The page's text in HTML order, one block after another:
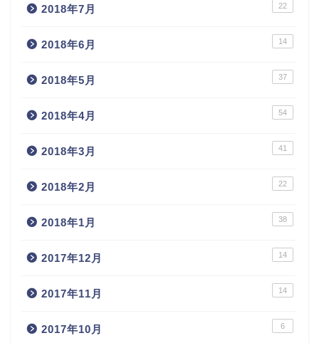
2018年7月 22
2018年6月 14
2018年5月 37
2018年4月 54
2018年3月 41
2018年2月 22
2018年1月 38
2017年12月 14
2017年11月 14
2017年10月 6